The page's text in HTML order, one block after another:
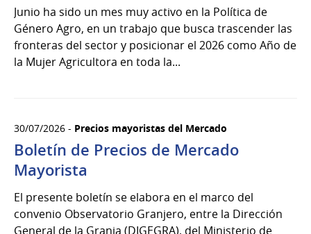
Junio ha sido un mes muy activo en la Política de
Género Agro, en un trabajo que busca trascender las
fronteras del sector y posicionar el 2026 como Año de
la Mujer Agricultora en toda la...
30/07/2026 - Precios mayoristas del Mercado
Boletín de Precios de Mercado
Mayorista
El presente boletín se elabora en el marco del
convenio Observatorio Granjero, entre la Dirección
General de la Granja (DIGEGRA), del Ministerio de